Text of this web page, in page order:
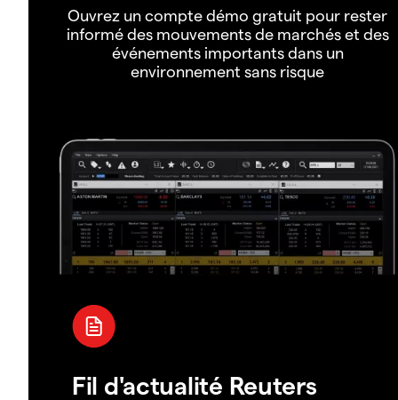
Ouvrez un compte démo gratuit pour rester
informé des mouvements de marchés et des
événements importants dans un
environnement sans risque
Fil d'actualité Reuters